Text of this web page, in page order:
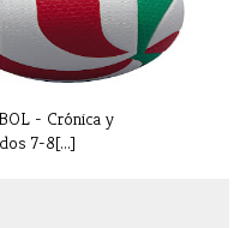
- Crónica y
7-8[...]